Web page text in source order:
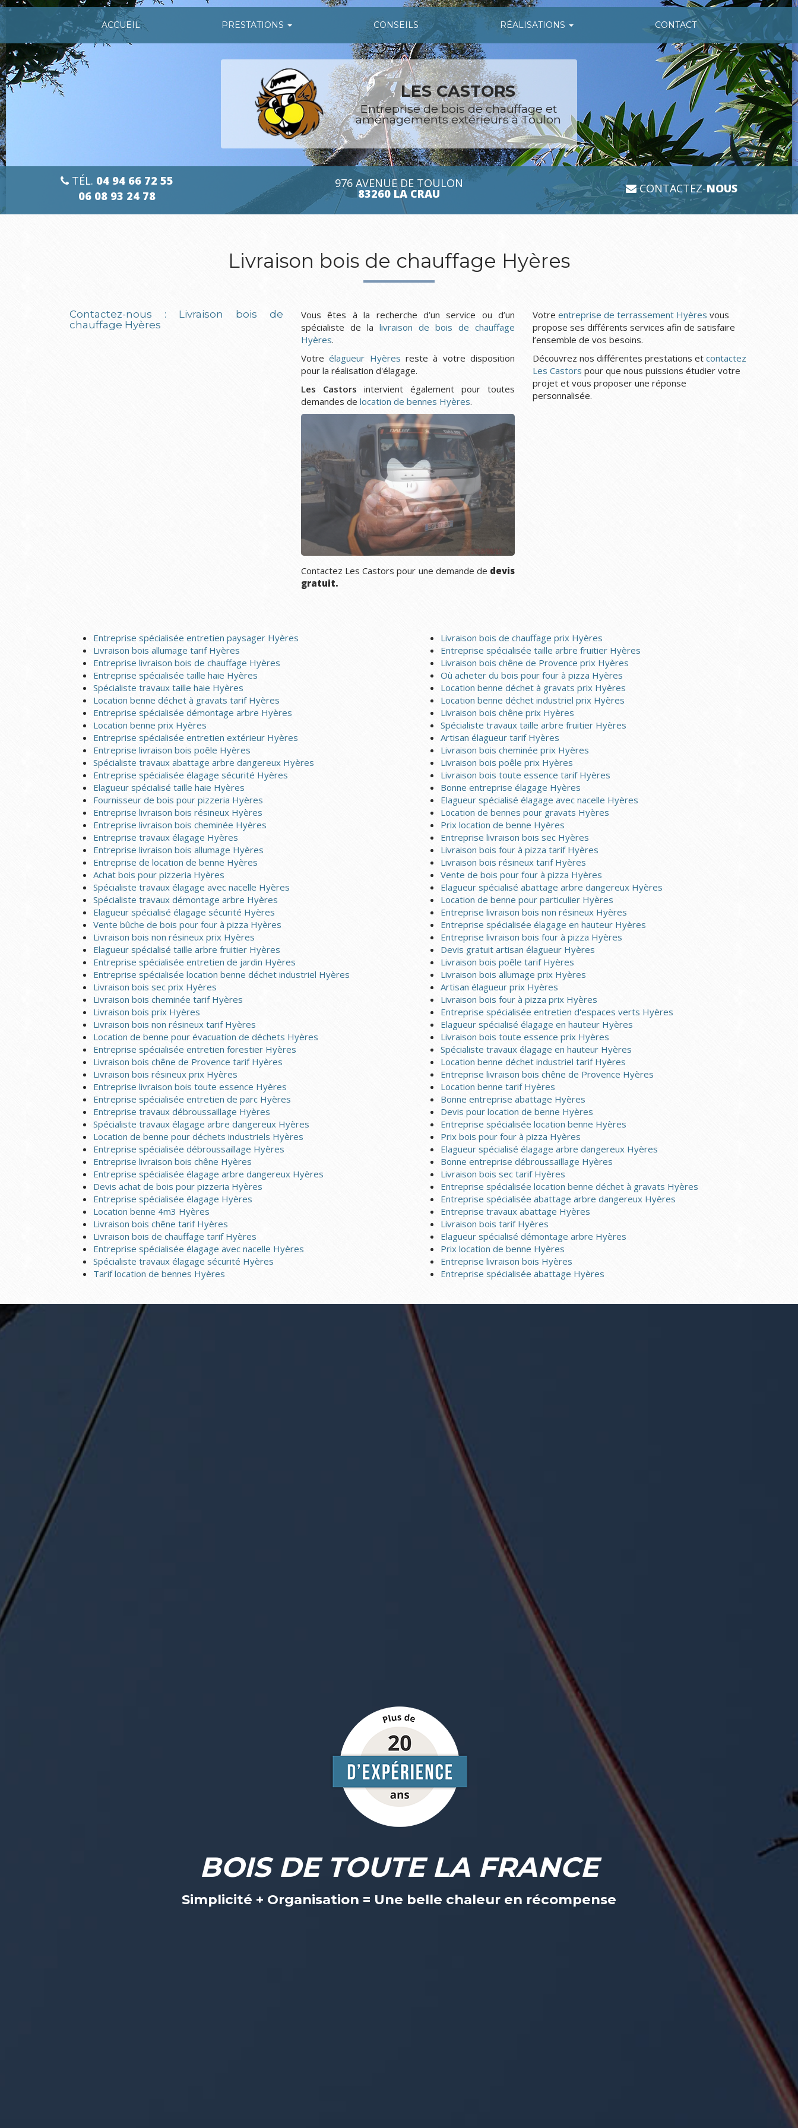
Aller
au
contenu
principal
ACCUEIL PRESTATIONS CONSEILS RÉALISATIONS CONTACT
LES CASTORS
Entreprise de bois de chauffage et
aménagements extérieurs à Toulon
TÉL. 04 94 66 72 55
06 08 93 24 78
976 AVENUE DE TOULON
83260 LA CRAU CONTACTEZ-NOUS
Livraison bois de chauffage Hyères
Contactez-nous : Livraison bois de
chauffage Hyères
Vous êtes à la recherche d’un service ou d’un
spécialiste de la livraison de bois de chauffage
Hyères.
Votreélagueur Hyères reste à votre disposition
pour la réalisation d'élagage.
Les Castors intervient également pour toutes
demandes de location de bennes Hyères.
Contactez Les Castors pour une demande de devis
gratuit.
Votre entreprise de terrassement Hyères vous
propose ses différents services afin de satisfaire
l’ensemble de vos besoins.
Découvrez nos différentes prestations et contactez
Les Castors pour que nous puissions étudier votre
projet et vous proposer une réponse
personnalisée.
Entreprise spécialisée entretien paysager Hyères
Livraison bois allumage tarif Hyères
Entreprise livraison bois de chauffage Hyères
Entreprise spécialisée taille haie Hyères
Spécialiste travaux taille haie Hyères
Location benne déchet à gravats tarif Hyères
Entreprise spécialisée démontage arbre Hyères
Location benne prix Hyères
Entreprise spécialisée entretien extérieur Hyères
Entreprise livraison bois poêle Hyères
Spécialiste travaux abattage arbre dangereux Hyères
Entreprise spécialisée élagage sécurité Hyères
Elagueur spécialisé taille haie Hyères
Fournisseur de bois pour pizzeria Hyères
Entreprise livraison bois résineux Hyères
Entreprise livraison bois cheminée Hyères
Entreprise travaux élagage Hyères
Entreprise livraison bois allumage Hyères
Entreprise de location de benne Hyères
Achat bois pour pizzeria Hyères
Spécialiste travaux élagage avec nacelle Hyères
Spécialiste travaux démontage arbre Hyères
Elagueur spécialisé élagage sécurité Hyères
Vente bûche de bois pour four à pizza Hyères
Livraison bois non résineux prix Hyères
Elagueur spécialisé taille arbre fruitier Hyères
Entreprise spécialisée entretien de jardin Hyères
Entreprise spécialisée location benne déchet industriel Hyères
Livraison bois sec prix Hyères
Livraison bois cheminée tarif Hyères
Livraison bois prix Hyères
Livraison bois non résineux tarif Hyères
Location de benne pour évacuation de déchets Hyères
Entreprise spécialisée entretien forestier Hyères
Livraison bois chêne de Provence tarif Hyères
Livraison bois résineux prix Hyères
Entreprise livraison bois toute essence Hyères
Entreprise spécialisée entretien de parc Hyères
Entreprise travaux débroussaillage Hyères
Spécialiste travaux élagage arbre dangereux Hyères
Location de benne pour déchets industriels Hyères
Entreprise spécialisée débroussaillage Hyères
Entreprise livraison bois chêne Hyères
Entreprise spécialisée élagage arbre dangereux Hyères
Devis achat de bois pour pizzeria Hyères
Entreprise spécialisée élagage Hyères
Location benne 4m3 Hyères
Livraison bois chêne tarif Hyères
Livraison bois de chauffage tarif Hyères
Entreprise spécialisée élagage avec nacelle Hyères
Spécialiste travaux élagage sécurité Hyères
Tarif location de bennes Hyères
Livraison bois de chauffage prix Hyères
Entreprise spécialisée taille arbre fruitier Hyères
Livraison bois chêne de Provence prix Hyères
Où acheter du bois pour four à pizza Hyères
Location benne déchet à gravats prix Hyères
Location benne déchet industriel prix Hyères
Livraison bois chêne prix Hyères
Spécialiste travaux taille arbre fruitier Hyères
Artisan élagueur tarif Hyères
Livraison bois cheminée prix Hyères
Livraison bois poêle prix Hyères
Livraison bois toute essence tarif Hyères
Bonne entreprise élagage Hyères
Elagueur spécialisé élagage avec nacelle Hyères
Location de bennes pour gravats Hyères
Prix location de benne Hyères
Entreprise livraison bois sec Hyères
Livraison bois four à pizza tarif Hyères
Livraison bois résineux tarif Hyères
Vente de bois pour four à pizza Hyères
Elagueur spécialisé abattage arbre dangereux Hyères
Location de benne pour particulier Hyères
Entreprise livraison bois non résineux Hyères
Entreprise spécialisée élagage en hauteur Hyères
Entreprise livraison bois four à pizza Hyères
Devis gratuit artisan élagueur Hyères
Livraison bois poêle tarif Hyères
Livraison bois allumage prix Hyères
Artisan élagueur prix Hyères
Livraison bois four à pizza prix Hyères
Entreprise spécialisée entretien d'espaces verts Hyères
Elagueur spécialisé élagage en hauteur Hyères
Livraison bois toute essence prix Hyères
Spécialiste travaux élagage en hauteur Hyères
Location benne déchet industriel tarif Hyères
Entreprise livraison bois chêne de Provence Hyères
Location benne tarif Hyères
Bonne entreprise abattage Hyères
Devis pour location de benne Hyères
Entreprise spécialisée location benne Hyères
Prix bois pour four à pizza Hyères
Elagueur spécialisé élagage arbre dangereux Hyères
Bonne entreprise débroussaillage Hyères
Livraison bois sec tarif Hyères
Entreprise spécialisée location benne déchet à gravats Hyères
Entreprise spécialisée abattage arbre dangereux Hyères
Entreprise travaux abattage Hyères
Livraison bois tarif Hyères
Elagueur spécialisé démontage arbre Hyères
Prix location de benne Hyères
Entreprise livraison bois Hyères
Entreprise spécialisée abattage Hyères
BOIS DE TOUTE LA FRANCE
Simplicité + Organisation = Une belle chaleur en récompense